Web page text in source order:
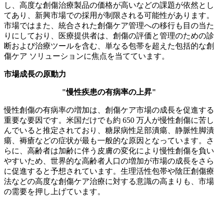
し、高度な創傷治療製品の価格が高いなどの課題が依然とし
てあり、新興市場での採用が制限される可能性があります。
市場ではまた、統合された創傷ケア管理への移行も目の当た
りにしており、医療提供者は、創傷の評価と管理のための診
断および治療ツールを含む、単なる包帯を超えた包括的な創
傷ケア ソリューションに焦点を当てています。
市場成長の原動力
"慢性疾患の有病率の上昇"
慢性創傷の有病率の増加は、創傷ケア市場の成長を促進する
重要な要因です。米国だけでも約 650 万人が慢性創傷に苦し
んでいると推定されており、糖尿病性足部潰瘍、静脈性脚潰
瘍、褥瘡などの症状が最も一般的な原因となっています。さ
らに、高齢者は加齢に伴う皮膚の変化により慢性創傷を負い
やすいため、世界的な高齢者人口の増加が市場の成長をさら
に促進すると予想されています。生理活性包帯や陰圧創傷療
法などの高度な創傷ケア治療に対する意識の高まりも、市場
の需要を押し上げています。